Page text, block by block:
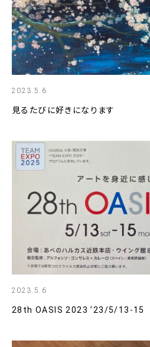
2023.5.6
見るたびに好きになります
2023.5.6
28th OASIS 2023 ’23/5/13-15